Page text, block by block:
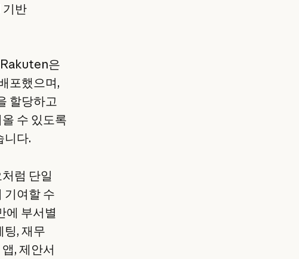
기반
은
포했으며,
할당하고
수 있도록
니다.
럼 단일
기여할 수
에 부서별
팅, 재무
, 제안서